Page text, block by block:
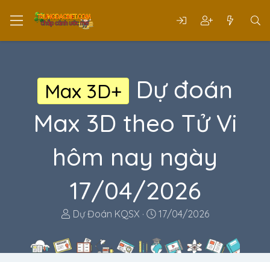
Max 3D+
Dự đoán
Max 3D theo Tử Vi
hôm nay ngày
17/04/2026
T
e
Dự Đoán KQSX
N
à
y
17/04/2026